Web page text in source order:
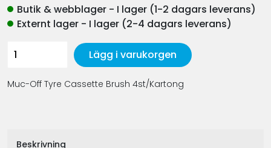
Butik & webblager - I lager (1-2 dagars leverans)
Externt lager - I lager (2-4 dagars leverans)
Lägg i varukorgen
Muc-Off Tyre Cassette Brush 4st/Kartong
Beskrivning